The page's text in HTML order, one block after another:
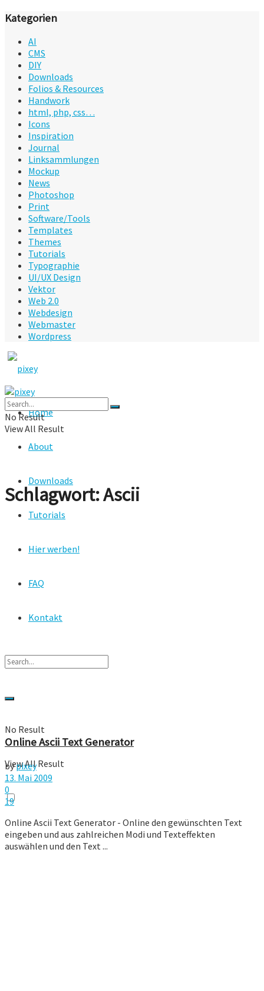
Kategorien
AI
CMS
DIY
Downloads
Folios & Resources
Handwork
html, php, css…
Icons
Inspiration
Journal
Linksammlungen
Mockup
News
Photoshop
Print
Software/Tools
Templates
Themes
Tutorials
Typographie
UI/UX Design
Vektor
Web 2.0
Webdesign
Webmaster
Wordpress
Home
About
Downloads
Tutorials
Hier werben!
FAQ
Kontakt
No Result
View All Result
No Result
View All Result
Schlagwort:Ascii
Online Ascii Text Generator
by pixey
13. Mai 2009
0
19
Online Ascii Text Generator - Online den gewünschten Text
eingeben und aus zahlreichen Modi und Texteffekten
auswählen und den Text ...